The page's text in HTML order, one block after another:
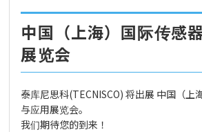
中国（上海）国际传感
展览会
泰库尼思科(TECNISCO) 将出展 中国（上
与应用展览会。
我们期待您的到来！